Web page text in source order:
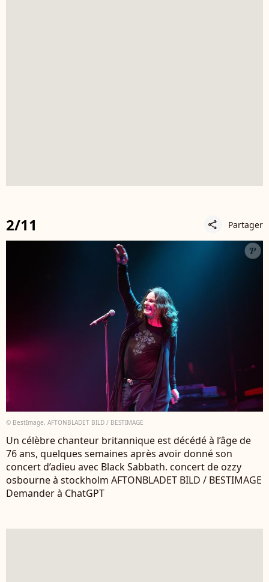
2/11 share Partager
© BestImage, AFTONBLADET BILD / BESTIMAGE
Un célèbre chanteur britannique est décédé à l’âge de
76 ans, quelques semaines après avoir donné son
concert d’adieu avec Black Sabbath. concert de ozzy
osbourne à stockholm AFTONBLADET BILD / BESTIMAGE
Demander à ChatGPT